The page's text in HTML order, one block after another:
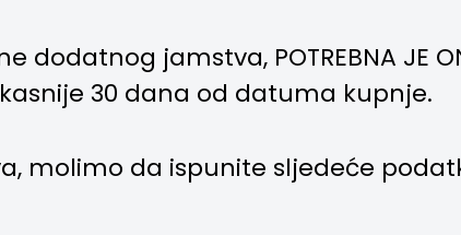
jamstva, POTREBNA JE
30 dana od datuma kupnje.
molimo da ispunite sljedeće